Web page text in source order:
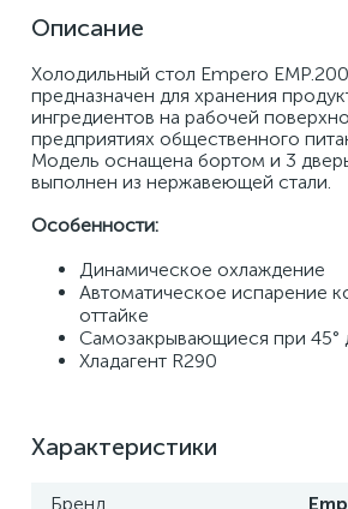
Описание
Холодильный стол Empero
предназначен для хранения
ингредиентов на рабочей
предприятиях общественного
Модель оснащена бортом и 3
выполнен из нержавеющей стали.
Особенности:
Динамическое охлаждение
Автоматическое испарение
оттайке
Самозакрывающиеся при 45°
Хладагент R290
Характеристики
Бренд